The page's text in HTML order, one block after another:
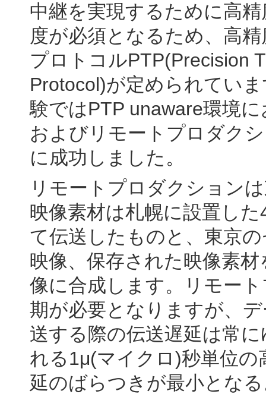
中継を実現するために高
度が必須となるため、高
プロトコルPTP(Precision
Protocol)が定められてい
験ではPTP unaware環境
およびリモートプロダク
に成功しました。
リモートプロダクション
映像素材は札幌に設置し
て伝送したものと、東京
映像、保存された映像素
像に合成します。リモー
期が必要となりますが、
送する際の伝送遅延は常
れる1μ(マイクロ)秒単位
延のばらつきが最小とな